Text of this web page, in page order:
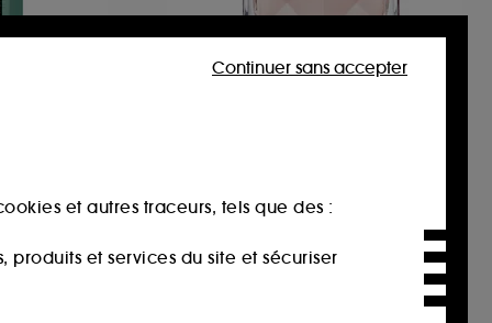
-30%
GIVENCHY
248,57€ /100ml
et autres traceurs, tels que des :
et services du site et sécuriser
Continuer sans accepter